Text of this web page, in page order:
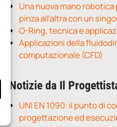
Una nuova mano robotica
pinza all’altra con un
O-Ring, tecnica e
Applicazioni della
computazionale (CFD)
Notizie da Il
UNI EN 1090: il punto di
progettazione ed